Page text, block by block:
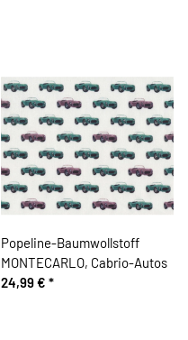
Popeline-Baumwollstoff
MONTECARLO, Cabrio-Autos
24,99 € *